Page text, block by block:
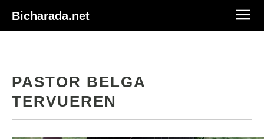
Bicharada.net
PASTOR BELGA
TERVUEREN